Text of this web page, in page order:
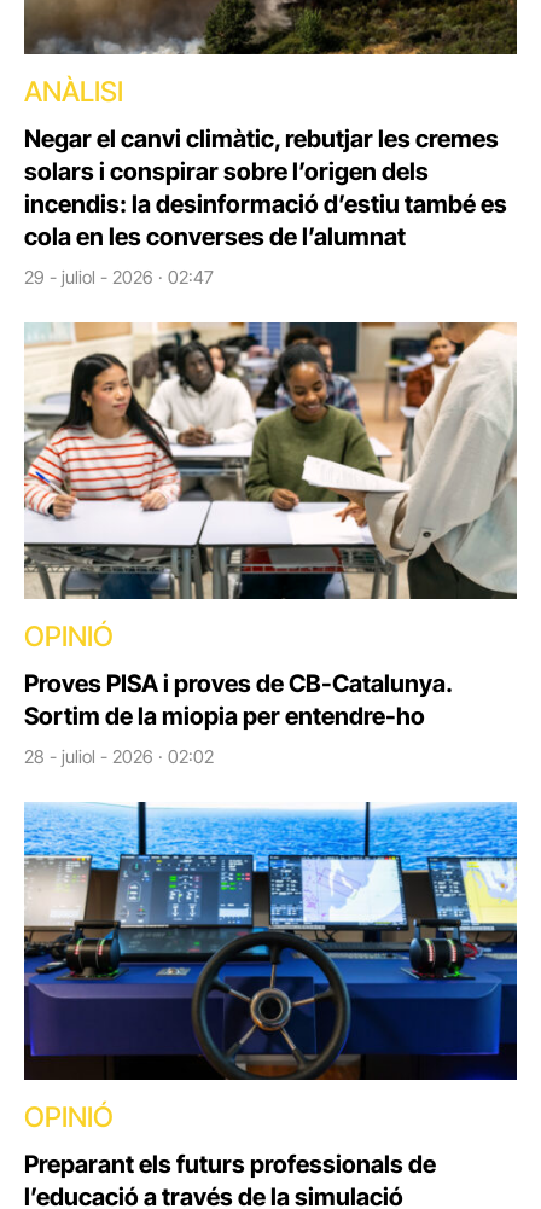
ANÀLISI
Negar el canvi climàtic, rebutjar les cremes
solars i conspirar sobre l’origen dels
incendis: la desinformació d’estiu també es
cola en les converses de l’alumnat
29 - juliol - 2026 · 02:47
OPINIÓ
Proves PISA i proves de CB-Catalunya.
Sortim de la miopia per entendre-ho
28 - juliol - 2026 · 02:02
OPINIÓ
Preparant els futurs professionals de
l’educació a través de la simulació